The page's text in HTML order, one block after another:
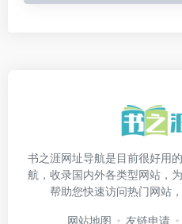
书之涯网址导航是目前很好用
航，收录国内外各类型网站，
帮助您快速访问热门网站
网站地图 友链申请